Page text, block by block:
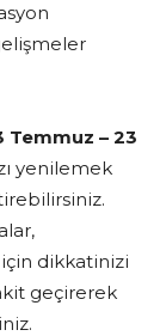
Temmuz – 23
yenilemek
dikkatinizi
geçirerek